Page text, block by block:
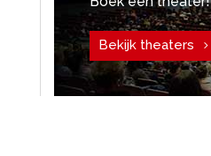
Bekijk theaters